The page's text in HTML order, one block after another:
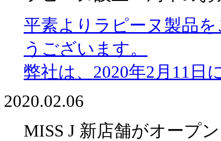
平素よりラピーヌ製品
うございます。
弊社は、2020年2月11日
2020.02.06
MISS J 新店舗がオープン